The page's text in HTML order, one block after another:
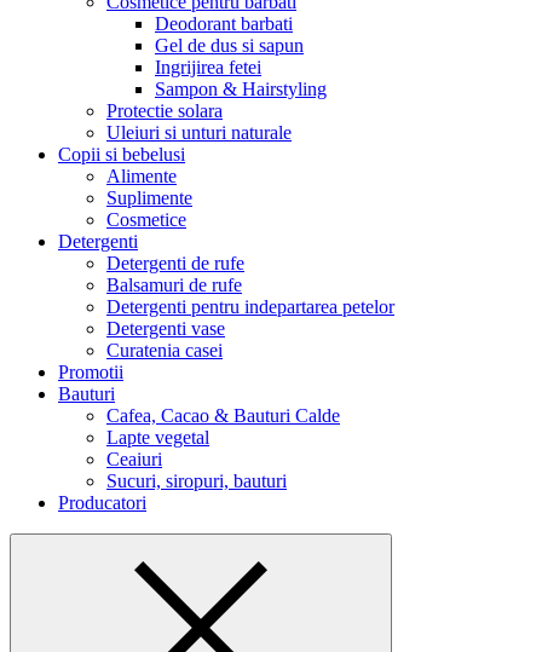
Deodorant barbati
Gel de dus si sapun
Ingrijirea fetei
Sampon & Hairstyling
Protectie solara
Uleiuri si unturi naturale
Copii si bebelusi
Alimente
Suplimente
Cosmetice
Detergenti
Detergenti de rufe
Balsamuri de rufe
Detergenti pentru indepartarea petelor
Detergenti vase
Curatenia casei
Promotii
Bauturi
Cafea, Cacao & Bauturi Calde
Lapte vegetal
Ceaiuri
Sucuri, siropuri, bauturi
Producatori